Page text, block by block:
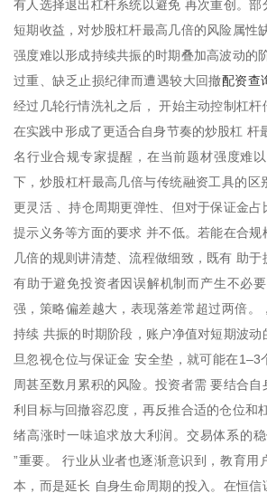
有人选择退出杠杆系统以避免 再次重创。部
短期收益，对炒股杠杆最高几倍的风险属性
强度难以形成持续共振的时期叠加高波动的
过重、缺乏止损纪律而遭遇较大回撤配资查
经过几轮行情洗礼之后， 开始主动控制杠杆
在实践中形成了更适合自身节奏的炒股杠 杆
名行业合规专家提醒，在当前题材强度难
下，炒股杠杆最高几倍与传统融资工具的区
更灵活 、持仓周期更弹性、但对于保证金占
提示义务等方面的要求 并不低。若能在合规
几倍的规则讲清楚、流程做细致，既有 助
有助于避免投资者因误解机制而产生不必
强，策略偏差越大，表现落差常超过两倍。
持续 共振的时期阶段，账户净值对短期波动
旦忽视仓位与保证金 安全垫，就可能在1–3
周甚至数月累积的风险。投资者需 要结合自
利目标与回撤容忍度，再反推合适的仓位和
绪高涨时一味追求放大利润。交易体系的
”重要。 行业从业者也逐渐意识到，教育用
本，而是延长 自身生命周期的投入。在恒信